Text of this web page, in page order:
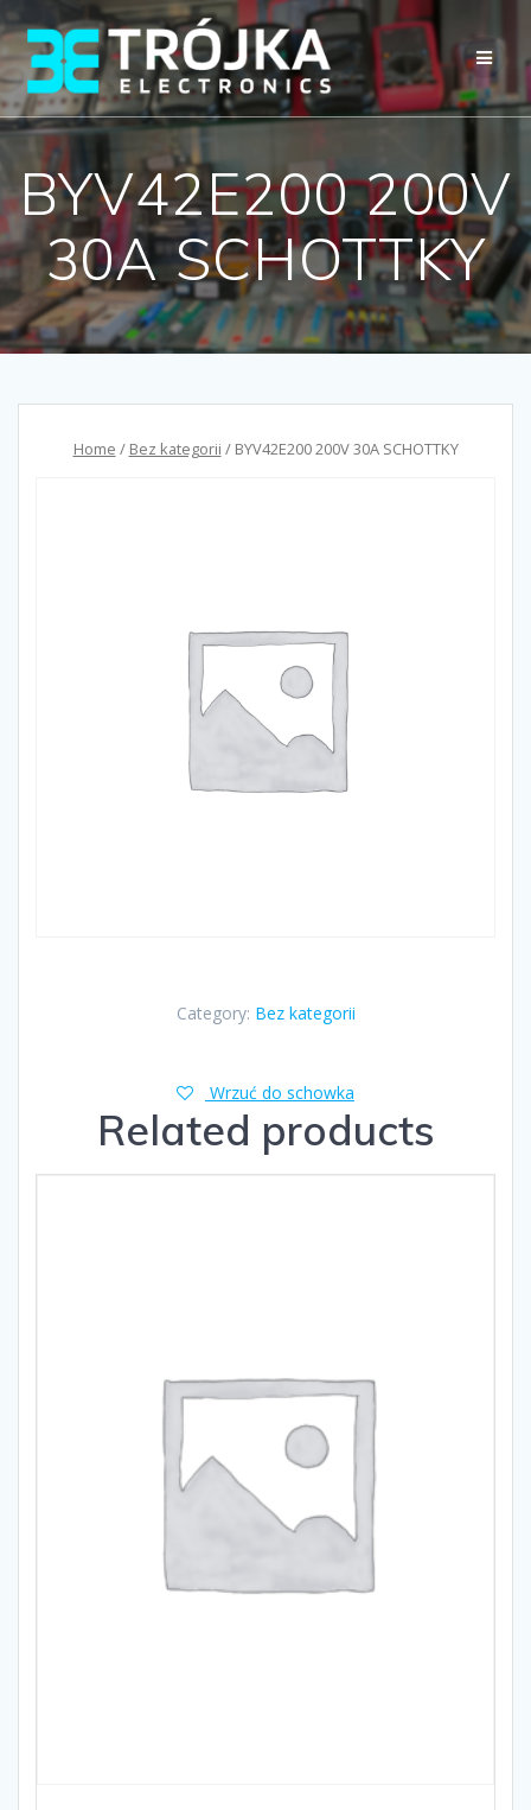
Przejdź
do
treści
BYV42E200 200V
30A SCHOTTKY
Home / Bez kategorii / BYV42E200 200V 30A SCHOTTKY
Category: Bez kategorii
Wrzuć do schowka
Related products